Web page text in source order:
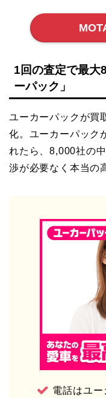
1回の査定で最大
ーパック」
ユーカーパックが買
化。ユーカーパック
れたら、8,000社の
渉が必要なく本当の
電話はユー